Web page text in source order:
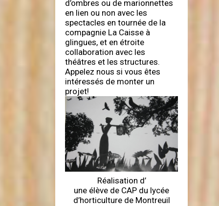
d’ombres ou de marionnettes
en lien ou non avec les
spectacles en tournée de la
compagnie La Caisse à
glingues, et en étroite
collaboration avec les
théâtres et les structures.
Appelez nous si vous êtes
intéressés de monter un
projet!
Réalisation d’
une élève de CAP du lycée
d’horticulture de Montreuil